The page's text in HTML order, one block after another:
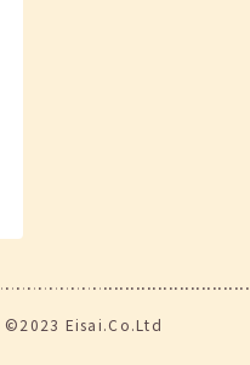
©2023 Eisai.Co.Ltd